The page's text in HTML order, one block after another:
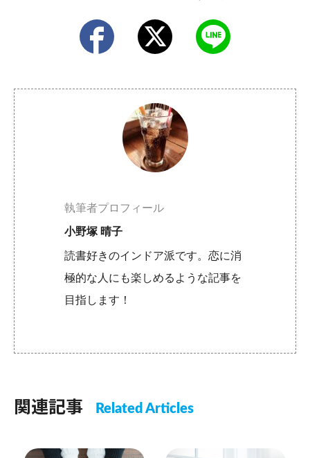
執筆者プロフィール
小野塚 晴子
読書好きのインドア派です。恋に消
極的な人にも楽しめるような記事を
目指します！
関連記事 Related Articles